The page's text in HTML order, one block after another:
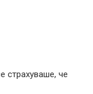
страхуваше, че